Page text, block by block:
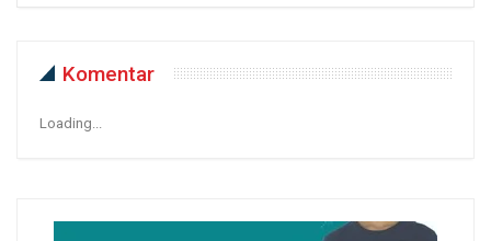
Komentar
Loading...